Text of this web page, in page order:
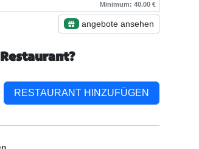
Minimum: 40.00 €
angebote ansehen
RESTAURANT HINZUFÜGEN